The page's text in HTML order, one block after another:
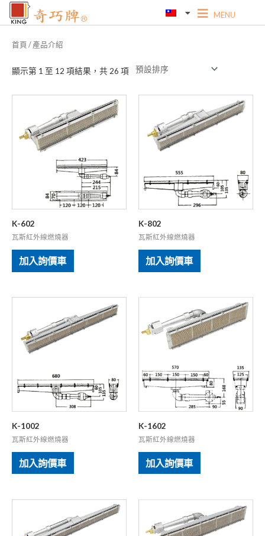
首頁 / 產品介紹
顯示第 1 至 12 項結果，共 26 項
K-602
瓦斯紅外線燃燒器
加入詢價車
K-802
瓦斯紅外線燃燒器
加入詢價車
K-1002
瓦斯紅外線燃燒器
加入詢價車
K-1602
瓦斯紅外線燃燒器
加入詢價車